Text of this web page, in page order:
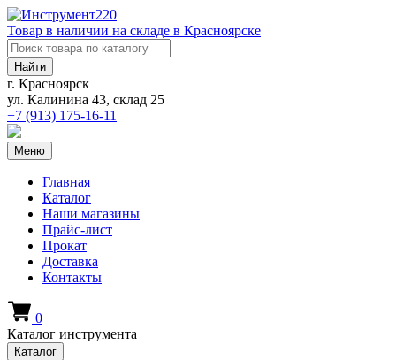
Товар в наличии на складе в Красноярске
Найти
г. Красноярск
ул. Калинина 43, склад 25
+7 (913) 175-16-11
Меню
Главная
Каталог
Наши магазины
Прайс-лист
Прокат
Доставка
Контакты
0
Каталог инструмента
Каталог